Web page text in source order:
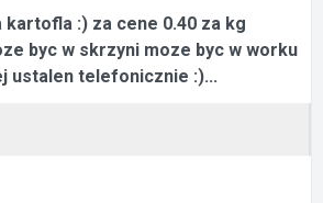
kartofla :) za cene 0.40 za kg
byc w skrzyni moze byc w worku
ustalen telefonicznie :)...